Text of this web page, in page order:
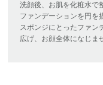
洗顔後、お肌を化粧水で
ファンデーションを円を
スポンジにとったファン
広げ、お顔全体になじま